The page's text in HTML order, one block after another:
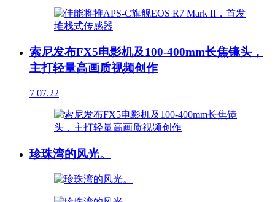
索尼发布FX5电影机及100-400mm长焦镜头，
主打轻量高画质视频创作
7 07.22
珍珠湾的风光。